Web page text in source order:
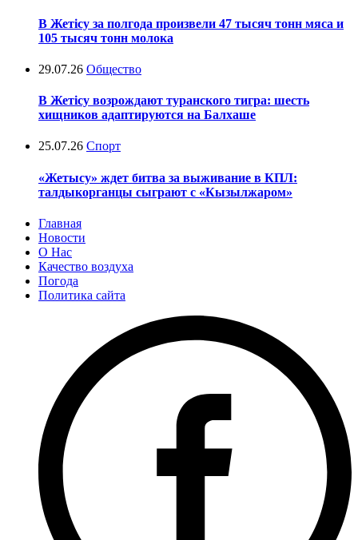
В Жетісу за полгода произвели 47 тысяч тонн мяса и
105 тысяч тонн молока
29.07.26 Общество
В Жетісу возрождают туранского тигра: шесть
хищников адаптируются на Балхаше
25.07.26 Спорт
«Жетысу» ждет битва за выживание в КПЛ:
талдыкорганцы сыграют с «Кызылжаром»
Главная
Новости
О Нас
Качество воздуха
Погода
Политика сайта